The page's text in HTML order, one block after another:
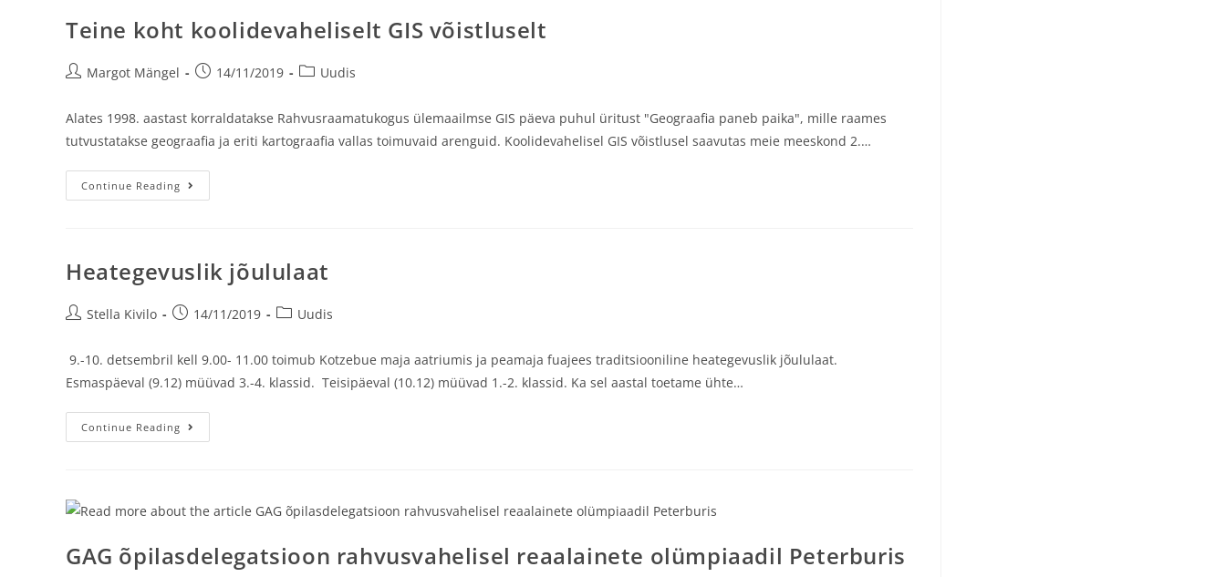
Teine koht koolidevaheliselt GIS võistluselt
Margot Mängel 14/11/2019 Uudis
Alates 1998. aastast korraldatakse Rahvusraamatukogus ülemaailmse GIS päeva puhul üritust "Geograafia paneb paika", mille raames
tutvustatakse geograafia ja eriti kartograafia vallas toimuvaid arenguid. Koolidevahelisel GIS võistlusel saavutas meie meeskond 2.…
Continue Reading
Heategevuslik jõululaat
Stella Kivilo 14/11/2019 Uudis
9.-10. detsembril kell 9.00- 11.00 toimub Kotzebue maja aatriumis ja peamaja fuajees traditsiooniline heategevuslik jõululaat.
Esmaspäeval (9.12) müüvad 3.-4. klassid. Teisipäeval (10.12) müüvad 1.-2. klassid. Ka sel aastal toetame ühte…
Continue Reading
GAG õpilasdelegatsioon rahvusvahelisel reaalainete olümpiaadil Peterburis